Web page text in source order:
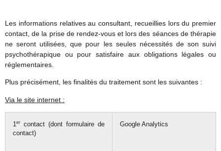
Les informations relatives au consultant, recueillies lors du premier
contact, de la prise de rendez-vous et lors des séances de thérapie
ne seront utilisées, que pour les seules nécessités de son suivi
psychothérapique ou pour satisfaire aux obligations légales ou
réglementaires.
Plus précisément, les finalités du traitement sont les suivantes :
Via le site internet :
1er
contact (dont formulaire de
contact)
Google Analytics